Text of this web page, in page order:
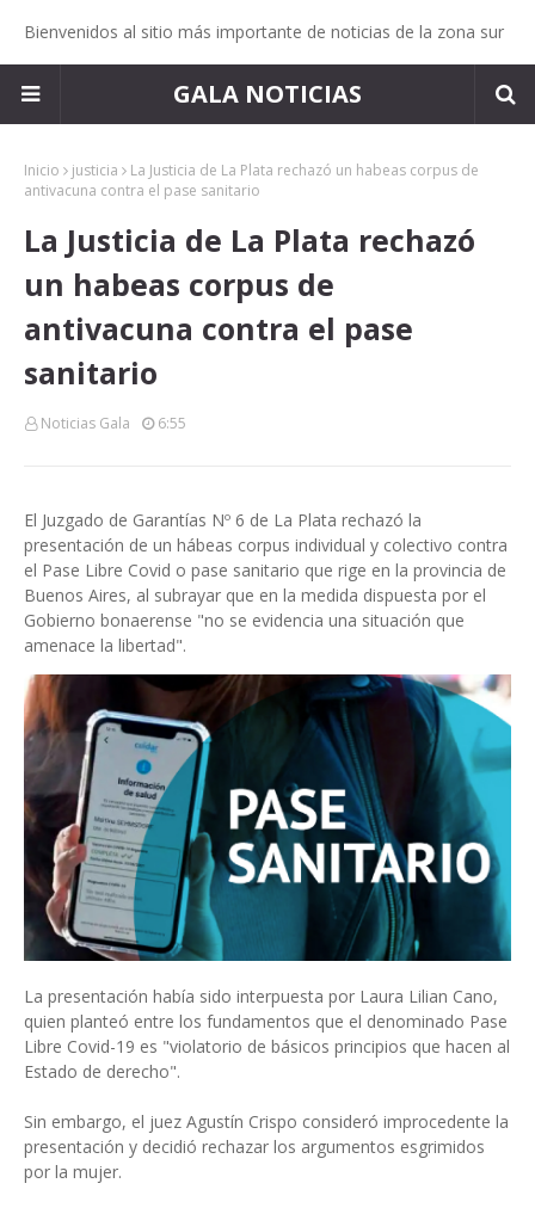
Bienvenidos al sitio más importante de noticias de la zona sur
GALA NOTICIAS
Inicio justicia
La Justicia de La Plata rechazó un habeas corpus de
antivacuna contra el pase sanitario
La Justicia de La Plata rechazó
un habeas corpus de
antivacuna contra el pase
sanitario
Noticias Gala 6:55
El Juzgado de Garantías Nº 6 de La Plata rechazó la
presentación de un hábeas corpus individual y colectivo contra
el Pase Libre Covid o pase sanitario que rige en la provincia de
Buenos Aires, al subrayar que en la medida dispuesta por el
Gobierno bonaerense "no se evidencia una situación que
amenace la libertad".
La presentación había sido interpuesta por Laura Lilian Cano,
quien planteó entre los fundamentos que el denominado Pase
Libre Covid-19 es "violatorio de básicos principios que hacen al
Estado de derecho".
Sin embargo, el juez Agustín Crispo consideró improcedente la
presentación y decidió rechazar los argumentos esgrimidos
por la mujer.